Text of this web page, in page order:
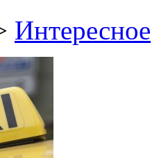
Интересное